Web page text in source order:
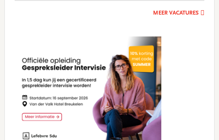
MEER VACATURES